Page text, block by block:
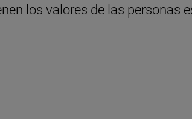
los valores de las personas